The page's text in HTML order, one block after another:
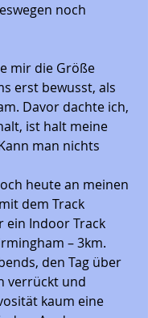
noch
mir die Größe
erst bewusst, als
Davor dachte ich,
ist halt meine
man nichts
heute an meinen
dem Track
ein Indoor Track
– 3km.
den Tag über
verrückt und
kaum eine